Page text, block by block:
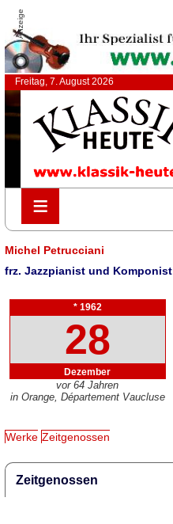
Anzeige
Freitag, 7. August 2026
≡
≡
Michel Petrucciani
frz. Jazzpianist und Komponist
* 1962
28
Dezember
vor 64 Jahren
in Orange, Département Vaucluse
Werke Zeitgenossen
Zeitgenossen